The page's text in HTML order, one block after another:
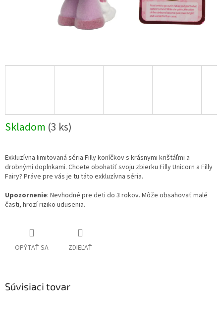
Skladom (3 ks)
Exkluzívna limitovaná séria Filly koníčkov s krásnymi krištáľmi a
drobnými doplnkami. Chcete obohatiť svoju zbierku Filly Unicorn a Filly
Fairy? Práve pre vás je tu táto exkluzívna séria.
Upozornenie: Nevhodné pre deti do 3 rokov. Môže obsahovať malé
časti, hrozí riziko udusenia.
OPÝTAŤ SA ZDIEĽAŤ
Súvisiaci tovar